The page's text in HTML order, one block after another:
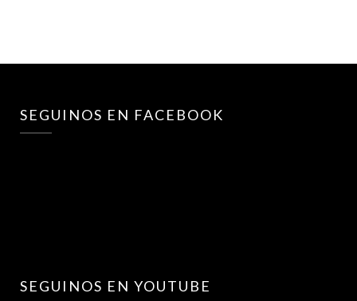
SEGUINOS EN FACEBOOK
SEGUINOS EN YOUTUBE